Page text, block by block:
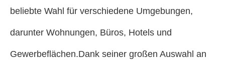
beliebte Wahl für verschiedene Umgebungen,
darunter Wohnungen, Büros, Hotels und
Gewerbeflächen.Dank seiner großen Auswahl an